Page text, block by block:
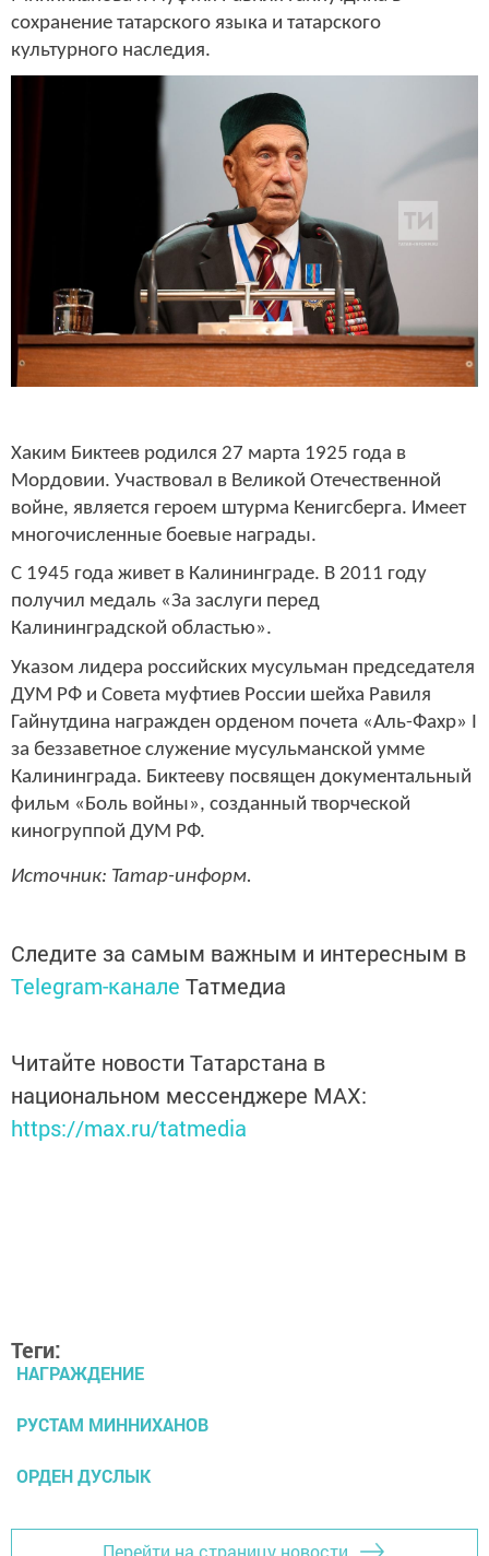
сохранение татарского языка и татарского
культурного наследия.
Хаким Биктеев родился 27 марта 1925 года в
Мордовии. Участвовал в Великой Отечественной
войне, является героем штурма Кенигсберга. Имеет
многочисленные боевые награды.
С 1945 года живет в Калининграде. В 2011 году
получил медаль «За заслуги перед
Калининградской областью».
Указом лидера российских мусульман председателя
ДУМ РФ и Совета муфтиев России шейха Равиля
Гайнутдина награжден орденом почета «Аль-Фахр» I
за беззаветное служение мусульманской умме
Калининграда. Биктееву посвящен документальный
фильм «Боль войны», созданный творческой
киногруппой ДУМ РФ.
Источник: Татар-информ.
Следите за самым важным и интересным в
Telegram-канале Татмедиа
Читайте новости Татарстана в
национальном мессенджере MАХ:
https://max.ru/tatmedia
Теги:
НАГРАЖДЕНИЕ
РУСТАМ МИННИХАНОВ
ОРДЕН ДУСЛЫК
Перейти на страницу новости